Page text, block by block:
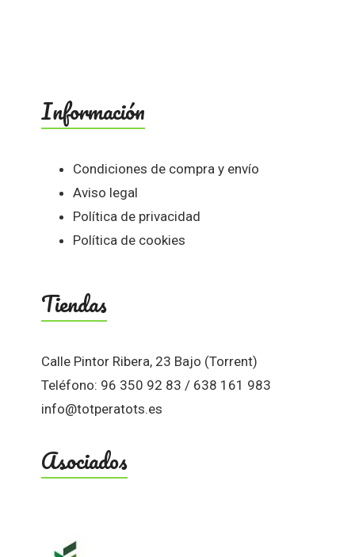
Información
Condiciones de compra y envío
Aviso legal
Política de privacidad
Política de cookies
Tiendas
Calle Pintor Ribera, 23 Bajo (Torrent)
Teléfono: 96 350 92 83 / 638 161 983
info@totperatots.es
Asociados